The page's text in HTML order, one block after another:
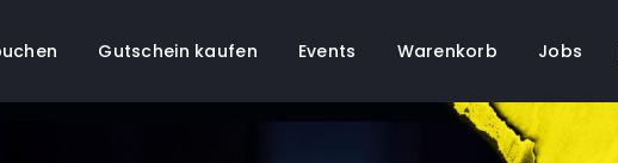
Gutschein kaufen Events Warenkorb Jobs